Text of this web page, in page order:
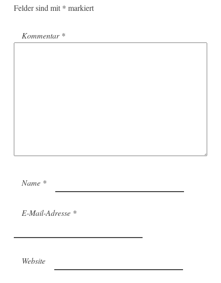
Felder sind mit * markiert
Kommentar *
Name *
E-Mail-Adresse *
Website